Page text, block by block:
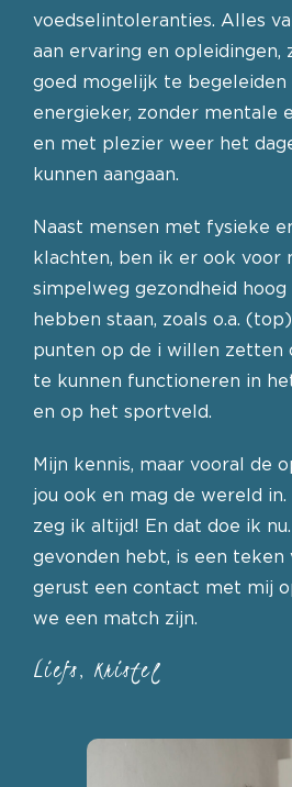
voedselintoleranties. Alles
aan ervaring en opleidingen,
goed mogelijk te begeleiden
energieker, zonder mentale
en met plezier weer het
kunnen aangaan.
Naast mensen met fysieke
klachten, ben ik er ook voor
simpelweg gezondheid hoog
hebben staan, zoals o.a.
punten op de i willen zetten
te kunnen functioneren in
en op het sportveld.
Mijn kennis, maar vooral de
jou ook en mag de wereld in.
zeg ik altijd! En dat doe ik
gevonden hebt, is een teken
gerust een contact met mij
we een match zijn.
Liefs, Kristel